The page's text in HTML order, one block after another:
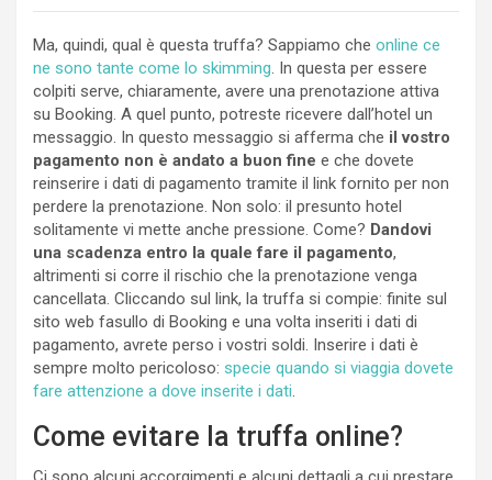
Ma, quindi, qual è questa truffa? Sappiamo che online ce
ne sono tante come lo skimming. In questa per essere
colpiti serve, chiaramente, avere una prenotazione attiva
su Booking. A quel punto, potreste ricevere dall’hotel un
messaggio. In questo messaggio si afferma che il vostro
pagamento non è andato a buon fine e che dovete
reinserire i dati di pagamento tramite il link fornito per non
perdere la prenotazione. Non solo: il presunto hotel
solitamente vi mette anche pressione. Come? Dandovi
una scadenza entro la quale fare il pagamento,
altrimenti si corre il rischio che la prenotazione venga
cancellata. Cliccando sul link, la truffa si compie: finite sul
sito web fasullo di Booking e una volta inseriti i dati di
pagamento, avrete perso i vostri soldi. Inserire i dati è
sempre molto pericoloso: specie quando si viaggia dovete
fare attenzione a dove inserite i dati.
Come evitare la truffa online?